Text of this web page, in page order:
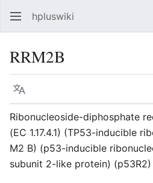
hpluswiki
RRM2B
Язык
Ribonucleoside-diphosphate
(EC 1.17.4.1) (TP53-inducible
M2 B) (p53-inducible
subunit 2-like protein) (p53R2)